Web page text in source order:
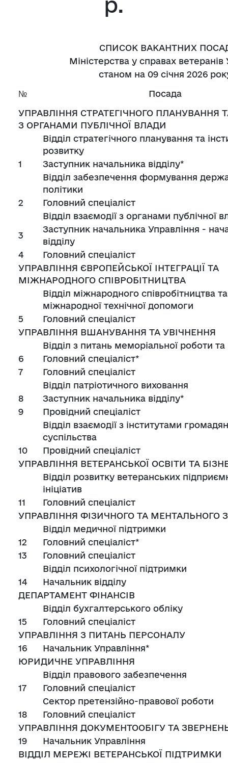
СПИСОК ВАКАНТНИХ
Міністерства у справах ветеранів
станом на 09 січня 2026
№
Посада
УПРАВЛІННЯ СТРАТЕГІЧНОГО ПЛАНУВАННЯ
З ОРГАНАМИ ПУБЛІЧНОЇ ВЛАДИ
Відділ стратегічного планування та
розвитку
1
Заступник начальника відділу*
Відділ забезпечення формування
політики
2
Головний спеціаліст
Відділ взаємодії з органами публічної
3
Заступник начальника Управління -
відділу
4
Головний спеціаліст
УПРАВЛІННЯ ЄВРОПЕЙСЬКОЇ ІНТЕГРАЦІЇ ТА
МІЖНАРОДНОГО СПІВРОБІТНИЦТВА
Відділ міжнародного співробітництва
міжнародної технічної допомоги
5
Головний спеціаліст
УПРАВЛІННЯ ВШАНУВАННЯ ТА УВІЧНЕННЯ
Відділ з питань меморіальної роботи
6
Головний спеціаліст*
7
Головний спеціаліст
Відділ патріотичного виховання
8
Заступник начальника відділу*
9
Провідний спеціаліст
Відділ взаємодії з інститутами
суспільства
10
Провідний спеціаліст
УПРАВЛІННЯ ВЕТЕРАНСЬКОЇ ОСВІТИ ТА
Відділ розвитку ветеранських
ініціатив
11
Головний спеціаліст
УПРАВЛІННЯ ФІЗИЧНОГО ТА МЕНТАЛЬНОГО
Відділ медичної підтримки
12
Головний спеціаліст*
13
Головний спеціаліст
Відділ психологічної підтримки
14
Начальник відділу
ДЕПАРТАМЕНТ ФІНАНСІВ
Відділ бухгалтерського обліку
15
Головний спеціаліст
УПРАВЛІННЯ З ПИТАНЬ ПЕРСОНАЛУ
16
Начальник Управління*
ЮРИДИЧНЕ УПРАВЛІННЯ
Відділ правового забезпечення
17
Головний спеціаліст
Сектор претензійно-правової роботи
18
Головний спеціаліст
УПРАВЛІННЯ ДОКУМЕНТООБІГУ ТА
19
Начальник Управління
ВІДДІЛ МЕРЕЖІ ВЕТЕРАНСЬКОЇ ПІДТРИМКИ